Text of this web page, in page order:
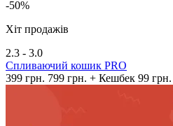
-50%
Хіт продажів
2.3 - 3.0
Спливаючий кошик PRO
399 грн. 799 грн. + Кешбек 99 грн.